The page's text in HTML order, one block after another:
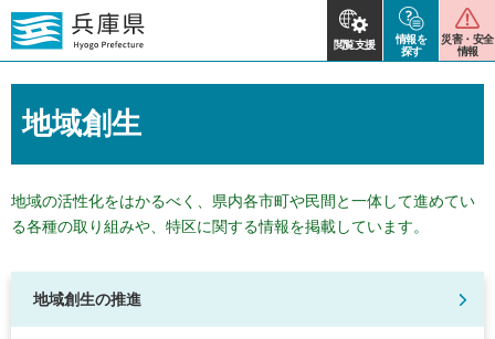
閲覧支援
情報を
探す
災害・安全
情報
地域創生
地域の活性化をはかるべく、県内各市町や民間と一体して進めてい
る各種の取り組みや、特区に関する情報を掲載しています。
地域創生の推進